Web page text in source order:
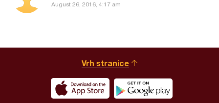
August 26, 2016, 4:17 am
Vrh stranice